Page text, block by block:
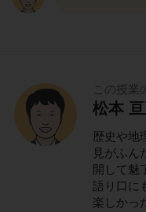
この授業
松本
歴史や地
見がふん
開して魅
語り口に
楽しかっ